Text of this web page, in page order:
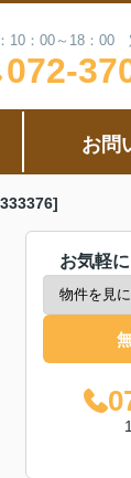
10：00～18：00
072-
お問
お気軽